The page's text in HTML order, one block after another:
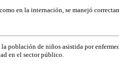
en la internación, se manejó
población de niños asistida por
en el sector público.